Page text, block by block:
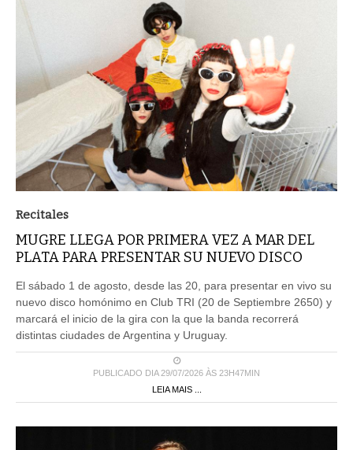
Recitales
MUGRE LLEGA POR PRIMERA VEZ A MAR DEL
PLATA PARA PRESENTAR SU NUEVO DISCO
El sábado 1 de agosto, desde las 20, para presentar en vivo su
nuevo disco homónimo en Club TRI (20 de Septiembre 2650) y
marcará el inicio de la gira con la que la banda recorrerá
distintas ciudades de Argentina y Uruguay.
PUBLICADO DIA 29/07/2026 ÀS 23H47MIN
LEIA MAIS ...